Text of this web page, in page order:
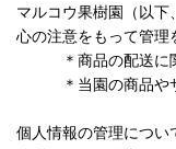
マルコウ果樹園（以
心の注意をもって管理
＊商品の配送に関
＊当園の商品やサ
個人情報の管理につい